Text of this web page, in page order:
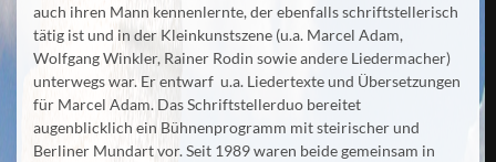
auch ihren Mann kennenlernte, der ebenfalls schriftstellerisch
tätig ist und in der Kleinkunstszene (u.a. Marcel Adam,
Wolfgang Winkler, Rainer Rodin sowie andere Liedermacher)
unterwegs war. Er entwarf u.a. Liedertexte und Übersetzungen
für Marcel Adam. Das Schriftstellerduo bereitet
augenblicklich ein Bühnenprogramm mit steirischer und
Berliner Mundart vor. Seit 1989 waren beide gemeinsam in